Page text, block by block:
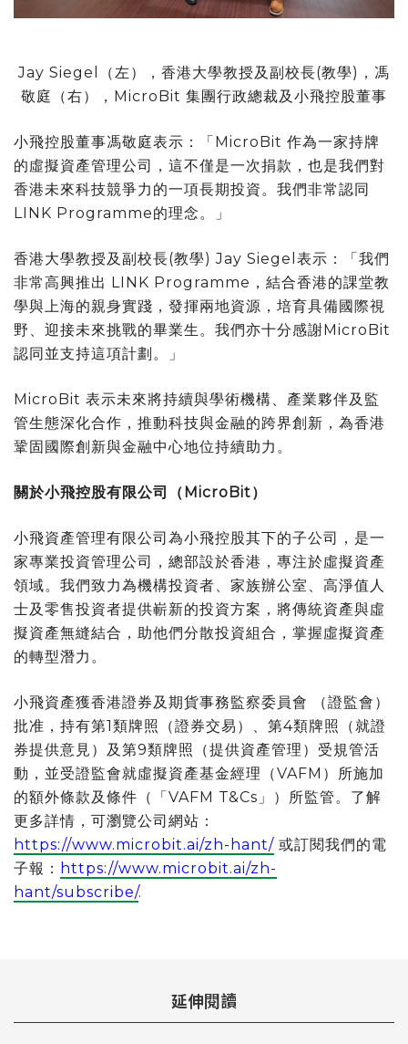
Jay Siegel（左），香港大學教授及副校長(教學)，馮
敬庭（右），MicroBit 集團行政總裁及小飛控股董事
小飛控股董事馮敬庭表示：「MicroBit 作為一家持牌
的虛擬資產管理公司，這不僅是一次捐款，也是我們對
香港未來科技競爭力的一項長期投資。我們非常認同
LINK Programme的理念。」
香港大學教授及副校長(教學) Jay Siegel表示：「我們
非常高興推出 LINK Programme，結合香港的課堂教
學與上海的親身實踐，發揮兩地資源，培育具備國際視
野、迎接未來挑戰的畢業生。我們亦十分感謝MicroBit
認同並支持這項計劃。」
MicroBit 表示未來將持續與學術機構、產業夥伴及監
管生態深化合作，推動科技與金融的跨界創新，為香港
鞏固國際創新與金融中心地位持續助力。
關於小飛控股有限公司（MicroBit）
小飛資產管理有限公司為小飛控股其下的子公司，是一
家專業投資管理公司，總部設於香港，專注於虛擬資產
領域。我們致力為機構投資者、家族辦公室、高淨值人
士及零售投資者提供嶄新的投資方案，將傳統資產與虛
擬資產無縫結合，助他們分散投資組合，掌握虛擬資產
的轉型潛力。
小飛資產獲香港證券及期貨事務監察委員會 （證監會）
批准，持有第1類牌照（證券交易）、第4類牌照（就證
券提供意見）及第9類牌照（提供資產管理）受規管活
動，並受證監會就虛擬資產基金經理（VAFM）所施加
的額外條款及條件（「VAFM T&Cs」）所監管。了解
更多詳情，可瀏覽公司網站：
https://www.microbit.ai/zh-hant/ 或訂閱我們的電
子報： https://www.microbit.ai/zh-
hant/subscribe/.
延伸閱讀